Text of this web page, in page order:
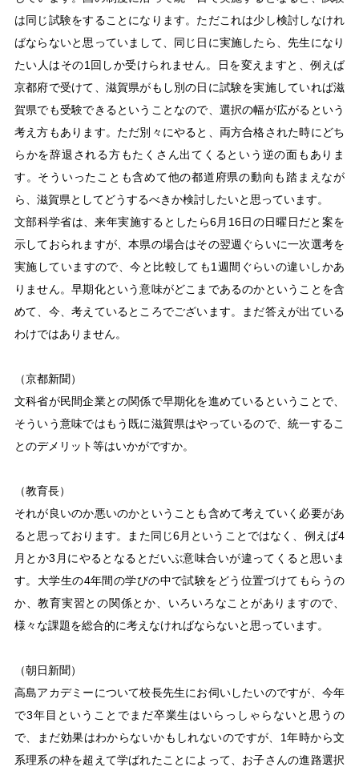
は同じ試験をすることになります。ただこれは少し検討しなけれ
ばならないと思っていまして、同じ日に実施したら、先生になり
たい人はその1回しか受けられません。日を変えますと、例えば
京都府で受けて、滋賀県がもし別の日に試験を実施していれば滋
賀県でも受験できるということなので、選択の幅が広がるという
考え方もあります。ただ別々にやると、両方合格された時にどち
らかを辞退される方もたくさん出てくるという逆の面もありま
す。そういったことも含めて他の都道府県の動向も踏まえなが
ら、滋賀県としてどうするべきか検討したいと思っています。
文部科学省は、来年実施するとしたら6月16日の日曜日だと案を
示しておられますが、本県の場合はその翌週ぐらいに一次選考を
実施していますので、今と比較しても1週間ぐらいの違いしかあ
りません。早期化という意味がどこまであるのかということを含
めて、今、考えているところでございます。まだ答えが出ている
わけではありません。
（京都新聞）
文科省が民間企業との関係で早期化を進めているということで、
そういう意味ではもう既に滋賀県はやっているので、統一するこ
とのデメリット等はいかがですか。
（教育長）
それが良いのか悪いのかということも含めて考えていく必要があ
ると思っております。また同じ6月ということではなく、例えば4
月とか3月にやるとなるとだいぶ意味合いが違ってくると思いま
す。大学生の4年間の学びの中で試験をどう位置づけてもらうの
か、教育実習との関係とか、いろいろなことがありますので、
様々な課題を総合的に考えなければならないと思っています。
（朝日新聞）
高島アカデミーについて校長先生にお伺いしたいのですが、今年
で3年目ということでまだ卒業生はいらっしゃらないと思うの
で、まだ効果はわからないかもしれないのですが、1年時から文
系理系の枠を超えて学ばれたことによって、お子さんの進路選択